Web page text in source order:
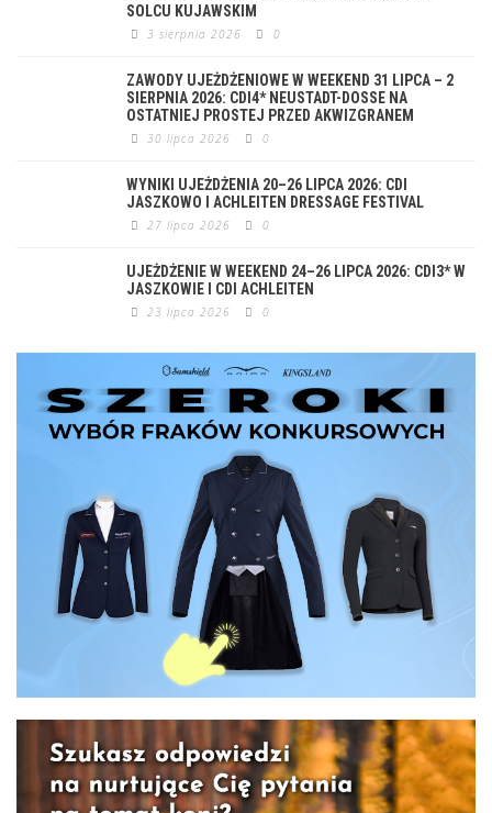
SOLCU KUJAWSKIM
3 sierpnia 2026 0
ZAWODY UJEŻDŻENIOWE W WEEKEND 31 LIPCA – 2
SIERPNIA 2026: CDI4* NEUSTADT-DOSSE NA
OSTATNIEJ PROSTEJ PRZED AKWIZGRANEM
30 lipca 2026 0
WYNIKI UJEŻDŻENIA 20–26 LIPCA 2026: CDI
JASZKOWO I ACHLEITEN DRESSAGE FESTIVAL
27 lipca 2026 0
UJEŻDŻENIE W WEEKEND 24–26 LIPCA 2026: CDI3* W
JASZKOWIE I CDI ACHLEITEN
23 lipca 2026 0